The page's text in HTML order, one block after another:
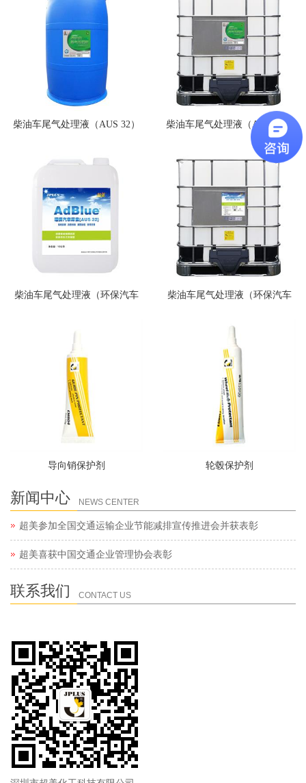
柴油车尾气处理液（AUS 32） 柴油车尾气处理液（AUS 32）
柴油车尾气处理液（环保汽车 柴油车尾气处理液（环保汽车
导向销保护剂 轮毂保护剂
新闻中心 NEWS CENTER
超美参加全国交通运输企业节能减排宣传推进会并获表彰
超美喜获中国交通企业管理协会表彰
联系我们 CONTACT US